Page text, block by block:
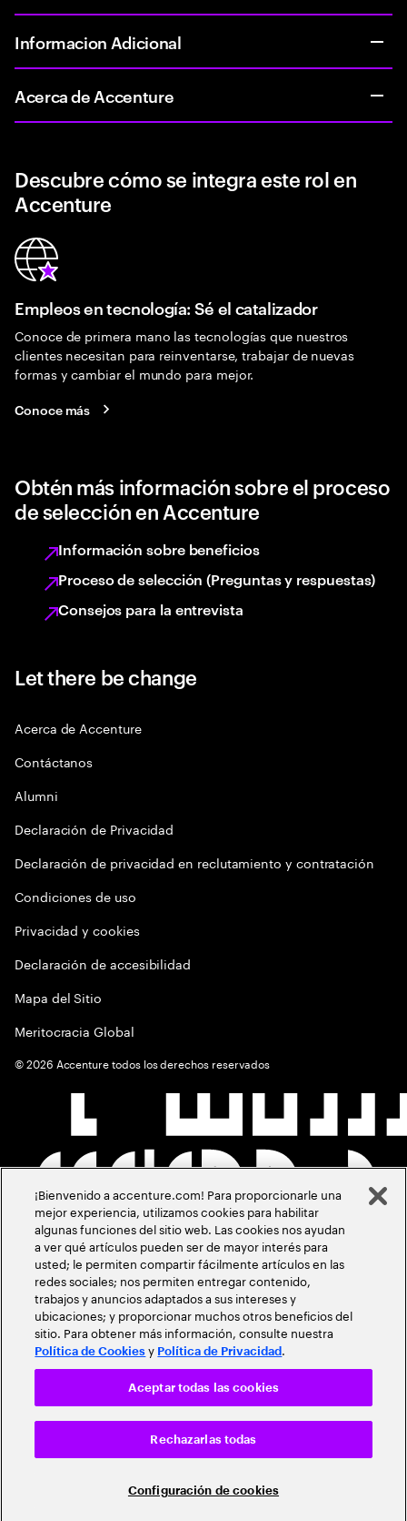
Informacion Adicional
Acerca de Accenture
Descubre cómo se integra este rol en
Accenture
Empleos en tecnología: Sé el catalizador
Conoce de primera mano las tecnologías que nuestros
clientes necesitan para reinventarse, trabajar de nuevas
formas y cambiar el mundo para mejor.
Conoce más
Obtén más información sobre el proceso
de selección en Accenture
Información sobre beneficios
Proceso de selección (Preguntas y respuestas)
Consejos para la entrevista
Let there be change
Acerca de Accenture
Contáctanos
Alumni
Declaración de Privacidad
Declaración de privacidad en reclutamiento y contratación
Condiciones de uso
Privacidad y cookies
Declaración de accesibilidad
Mapa del Sitio
Meritocracia Global
©2026 Accenture todos los derechos reservados
¡Bienvenido a accenture.com! Para proporcionarle una
mejor experiencia, utilizamos cookies para habilitar
algunas funciones del sitio web. Las cookies nos ayudan
a ver qué artículos pueden ser de mayor interés para
usted; le permiten compartir fácilmente artículos en las
redes sociales; nos permiten entregar contenido,
trabajos y anuncios adaptados a sus intereses y
ubicaciones; y proporcionar muchos otros beneficios del
sitio. Para obtener más información, consulte nuestra
Política de Cookies y Política de Privacidad .
Configuración de cookies
Rechazarlas todas
Aceptar todas las cookies